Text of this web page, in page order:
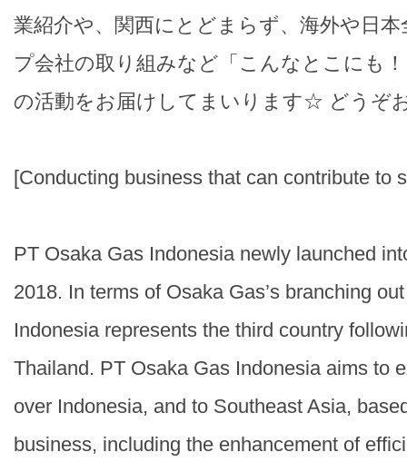
業紹介や、関西にとどまらず、海外や日
プ会社の取り組みなど「こんなとこにも
の活動をお届けしてまいります☆ どうぞ
[Conducting business that can contribute to
PT Osaka Gas Indonesia newly launched
2018. In terms of Osaka Gas’s branching
Indonesia represents the third country
Thailand. PT Osaka Gas Indonesia aims to
over Indonesia, and to Southeast Asia,
business, including the enhancement of